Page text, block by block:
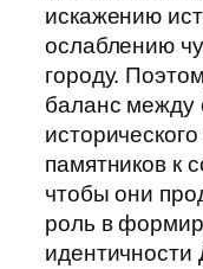
искажению
ослаблению
городу.
баланс между
памятников к
чтобы они
роль в